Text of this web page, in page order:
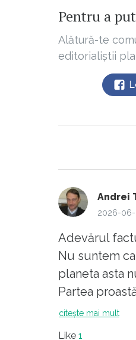
Pentru a
Alătură-te
editorialiștii
Andrei
2026-06-
Adevărul
Nu suntem
planeta asta
Partea
dronă e
citește mai mult
Like 1